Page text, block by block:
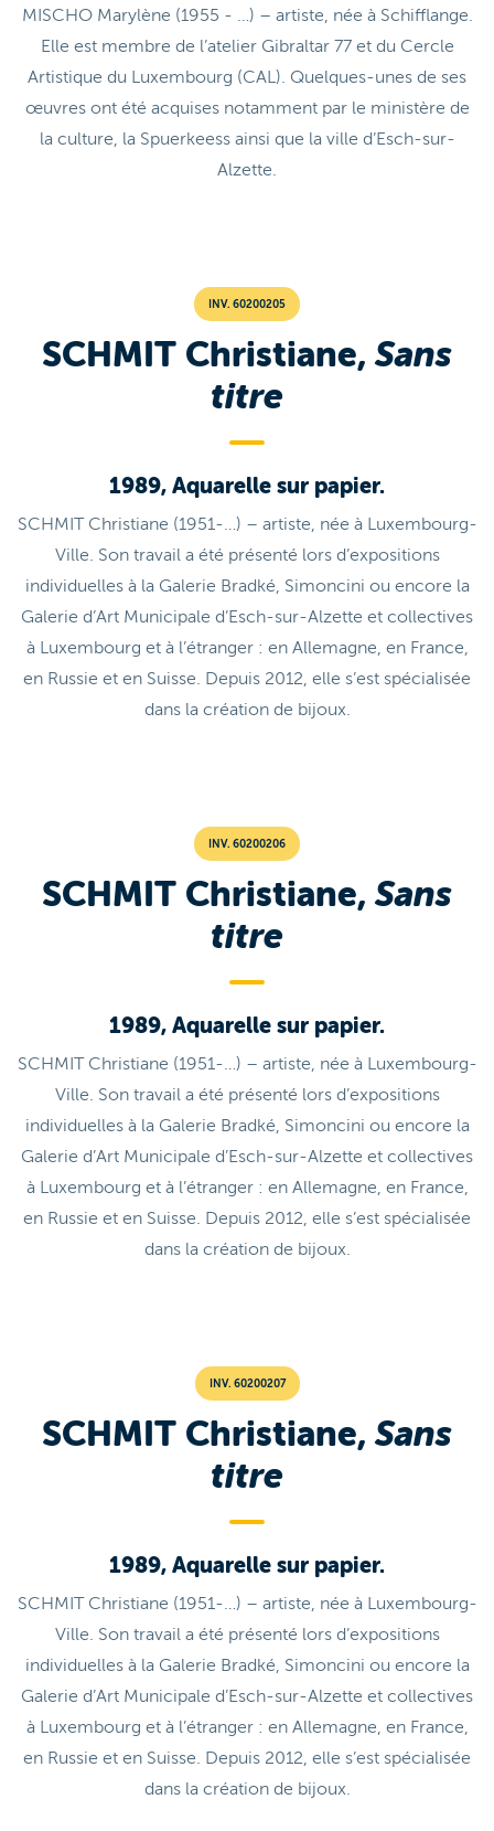
MISCHO Marylène (1955 - …) – artiste, née à Schifflange.
Elle est membre de l’atelier Gibraltar 77 et du Cercle
Artistique du Luxembourg (CAL). Quelques-unes de ses
œuvres ont été acquises notamment par le ministère de
la culture, la Spuerkeess ainsi que la ville d’Esch-sur-
Alzette.
INV. 60200205
SCHMIT Christiane, Sans
titre
1989, Aquarelle sur papier.
SCHMIT Christiane (1951-…) – artiste, née à Luxembourg-
Ville. Son travail a été présenté lors d’expositions
individuelles à la Galerie Bradké, Simoncini ou encore la
Galerie d’Art Municipale d’Esch-sur-Alzette et collectives
à Luxembourg et à l’étranger : en Allemagne, en France,
en Russie et en Suisse. Depuis 2012, elle s’est spécialisée
dans la création de bijoux.
INV. 60200206
SCHMIT Christiane, Sans
titre
1989, Aquarelle sur papier.
SCHMIT Christiane (1951-…) – artiste, née à Luxembourg-
Ville. Son travail a été présenté lors d’expositions
individuelles à la Galerie Bradké, Simoncini ou encore la
Galerie d’Art Municipale d’Esch-sur-Alzette et collectives
à Luxembourg et à l’étranger : en Allemagne, en France,
en Russie et en Suisse. Depuis 2012, elle s’est spécialisée
dans la création de bijoux.
INV. 60200207
SCHMIT Christiane, Sans
titre
1989, Aquarelle sur papier.
SCHMIT Christiane (1951-…) – artiste, née à Luxembourg-
Ville. Son travail a été présenté lors d’expositions
individuelles à la Galerie Bradké, Simoncini ou encore la
Galerie d’Art Municipale d’Esch-sur-Alzette et collectives
à Luxembourg et à l’étranger : en Allemagne, en France,
en Russie et en Suisse. Depuis 2012, elle s’est spécialisée
dans la création de bijoux.